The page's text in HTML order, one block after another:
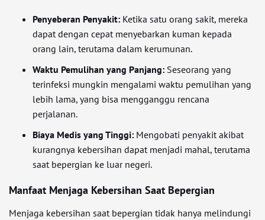
Penyeberan Penyakit: Ketika satu orang sakit, mereka
dapat dengan cepat menyebarkan kuman kepada
orang lain, terutama dalam kerumunan.
Waktu Pemulihan yang Panjang: Seseorang yang
terinfeksi mungkin mengalami waktu pemulihan yang
lebih lama, yang bisa mengganggu rencana
perjalanan.
Biaya Medis yang Tinggi: Mengobati penyakit akibat
kurangnya kebersihan dapat menjadi mahal, terutama
saat bepergian ke luar negeri.
Manfaat Menjaga Kebersihan Saat Bepergian
Menjaga kebersihan saat bepergian tidak hanya melindungi